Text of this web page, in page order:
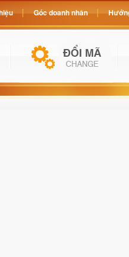
Góc doanh nhân